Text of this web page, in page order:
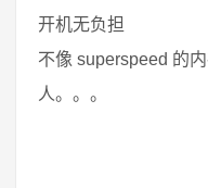
开机无负担
不像 superspeed 的
人。。。